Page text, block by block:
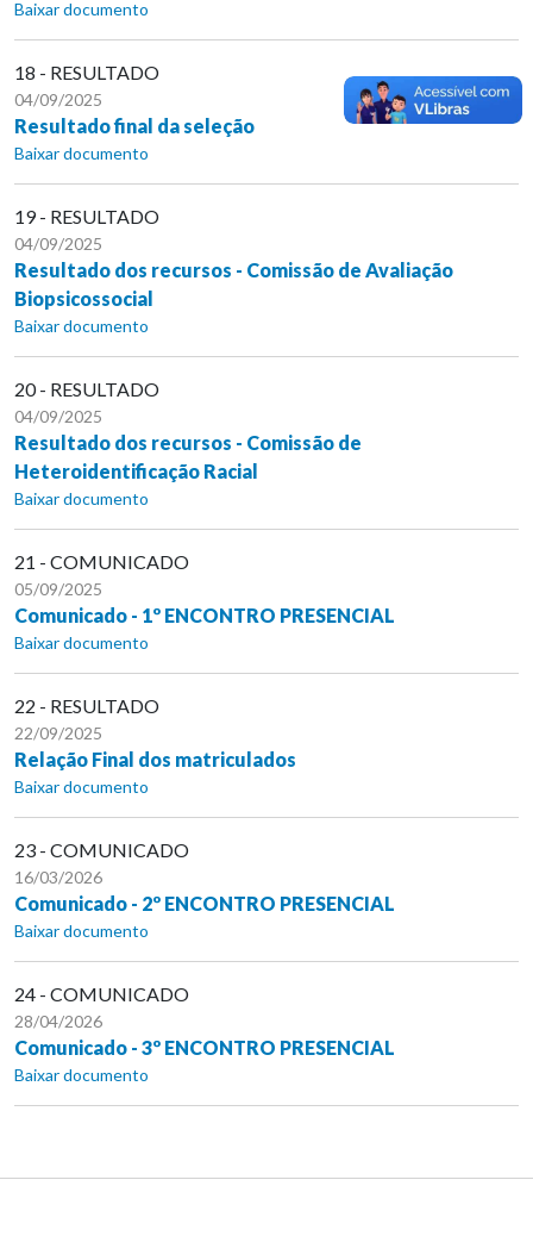
Baixar documento
18 - RESULTADO
04/09/2025
Resultado final da seleção
Baixar documento
19 - RESULTADO
04/09/2025
Resultado dos recursos - Comissão de Avaliação
Biopsicossocial
Baixar documento
20 - RESULTADO
04/09/2025
Resultado dos recursos - Comissão de
Heteroidentificação Racial
Baixar documento
21 - COMUNICADO
05/09/2025
Comunicado - 1º ENCONTRO PRESENCIAL
Baixar documento
22 - RESULTADO
22/09/2025
Relação Final dos matriculados
Baixar documento
23 - COMUNICADO
16/03/2026
Comunicado - 2º ENCONTRO PRESENCIAL
Baixar documento
24 - COMUNICADO
28/04/2026
Comunicado - 3º ENCONTRO PRESENCIAL
Baixar documento